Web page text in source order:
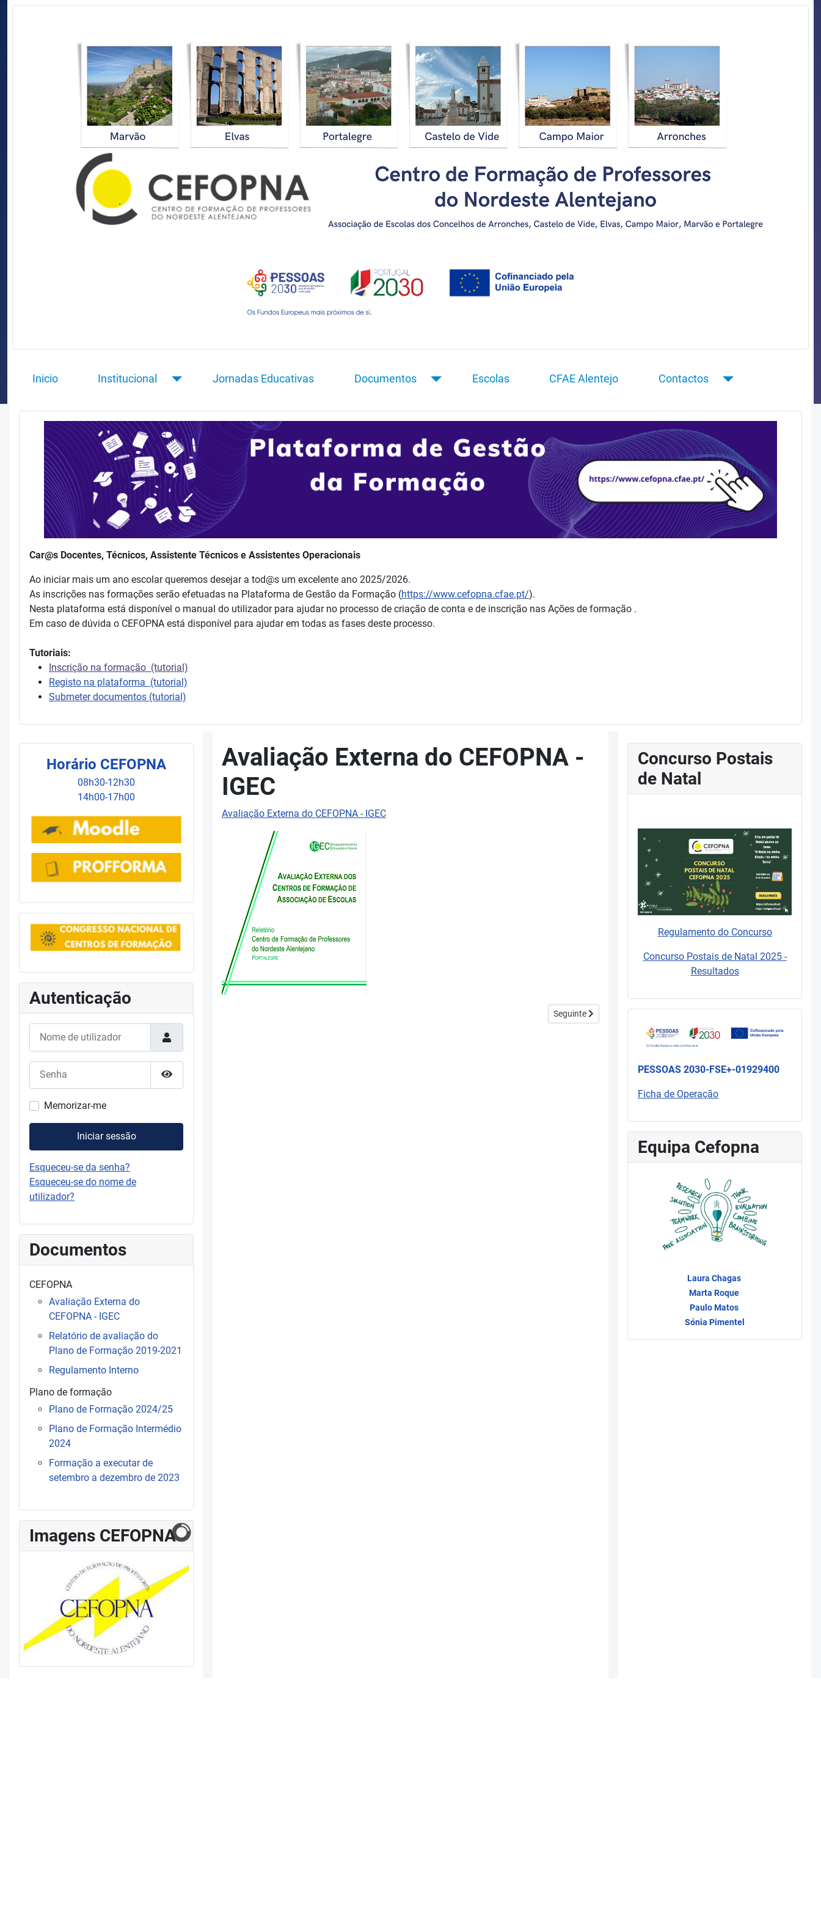
Inicio Institucional Jornadas Educativas Documentos Escolas CFAE Alentejo Contactos
Car@s Docentes, Técnicos, Assistente Técnicos e Assistentes Operacionais
Ao iniciar mais um ano escolar queremos desejar a tod@s um excelente ano 2025/2026.
As inscrições nas formações serão efetuadas na Plataforma de Gestão da Formação (https://www.cefopna.cfae.pt/).
Nesta plataforma está disponível o manual do utilizador para ajudar no processo de criação de conta e de inscrição nas Ações de formação .
Em caso de dúvida o CEFOPNA está disponível para ajudar em todas as fases deste processo.
Tutoriais:
Inscrição na formação (tutorial)
Registo na plataforma (tutorial)
Submeter documentos (tutorial)
Horário CEFOPNA
08h30-12h30
14h00-17h00
Autenticação
Mostrar senha
Memorizar-me
Iniciar sessão
Esqueceu-se da senha?
Esqueceu-se do nome de
utilizador?
Documentos
CEFOPNA
Avaliação Externa do
CEFOPNA - IGEC
Relatório de avaliação do
Plano de Formação 2019-2021
Regulamento Interno
Plano de formação
Plano de Formação 2024/25
Plano de Formação Intermédio
2024
Formação a executar de
setembro a dezembro de 2023
Imagens CEFOPNA
Avaliação Externa do CEFOPNA -
IGEC
Avaliação Externa do CEFOPNA - IGEC
Artigo seguinte: Relatório de avaliação do Plano de Formação 2019-
Seguinte
Concurso Postais
de Natal
Regulamento do Concurso
Concurso Postais de Natal 2025 -
Resultados
PESSOAS 2030-FSE+-01929400
Ficha de Operação
Equipa Cefopna
Laura Chagas
Marta Roque
Paulo Matos
Sónia Pimentel